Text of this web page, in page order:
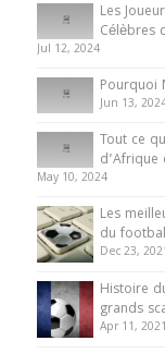
Ligue 1 / Ligue 2
Que peut-on
2025-26 ?
31 July 2025
Les
Célèbres
Jul 12, 2024
Pourquoi
Jun 13,
Tout ce
May 10, 2024
Les
du
Dec 23,
Histoire
grands
Apr 11, 2021